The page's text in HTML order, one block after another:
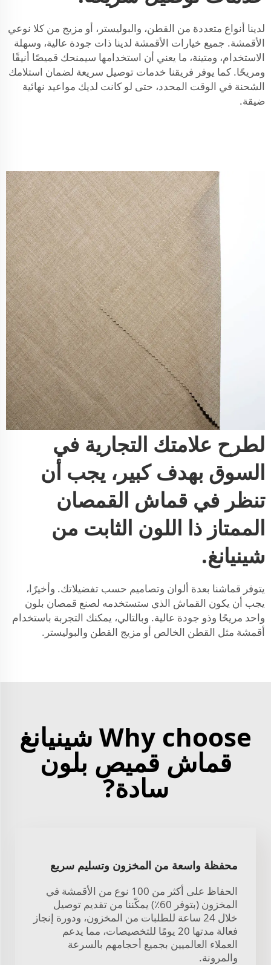
لدينا أنواع متعددة من القطن، والبوليستر، أو مزيج من كلا نوعي
الأقمشة. جميع خيارات الأقمشة لدينا ذات جودة عالية، وسهلة
الاستخدام، ومتينة، ما يعني أن استخدامها سيمنحك قميصًا أنيقًا
ومريحًا. كما يوفر فريقنا خدمات توصيل سريعة لضمان استلامك
الشحنة في الوقت المحدد، حتى لو كانت لديك مواعيد نهائية
ضيقة.
لطرح علامتك التجارية في
السوق بهدف كبير، يجب أن
تنظر في قماش القمصان
الممتاز ذا اللون الثابت من
شينيانغ.
يتوفر قماشنا بعدة ألوان وتصاميم حسب تفضيلاتك. وأخيرًا،
يجب أن يكون القماش الذي ستستخدمه لصنع قمصان بلون
واحد مريحًا وذو جودة عالية. وبالتالي، يمكنك التجربة باستخدام
أقمشة مثل القطن الخالص أو مزيج القطن والبوليستر.
Why choose شينيانغ
قماش قميص بلون
سادة?
محفظة واسعة من المخزون وتسليم سريع
الحفاظ على أكثر من 100 نوع من الأقمشة في
المخزون (بتوفر 60٪) يمكّننا من تقديم توصيل
خلال 24 ساعة للطلبات من المخزون، ودورة إنجاز
فعالة مدتها 20 يومًا للتخصيصات، مما يدعم
العملاء العالميين بجميع أحجامهم بالسرعة
والمرونة.